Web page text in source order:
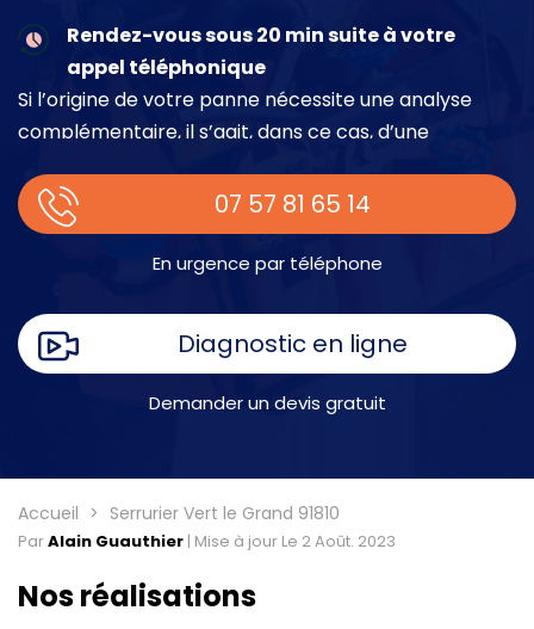
Rendez-vous sous 20 min suite à votre
appel téléphonique
Si l’origine de votre panne nécessite une analyse
complémentaire, il s’agit, dans ce cas, d’une
place.
07 57 81 65 14
En urgence par téléphone
Diagnostic en ligne
Demander un devis gratuit
Accueil Serrurier Vert le Grand 91810
ParAlain Guauthier | Mise à jour Le 2 Août. 2023
Nos réalisations